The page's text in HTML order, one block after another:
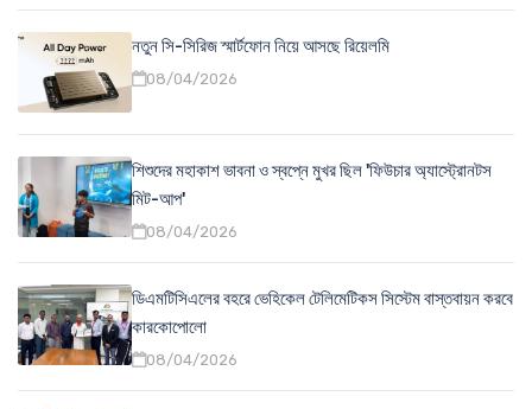
নতুন সি-সিরিজ স্মার্টফোন নিয়ে আসছে রিয়েলমি
08/04/2026
শিশুদের মহাকাশ ভাবনা ও স্বপ্নে মুখর ছিল 'ফিউচার অ্যাস্ট্রোনটস
মিট-আপ'
08/04/2026
ডিএমটিসিএলের বহরে ভেহিকেল টেলিমেটিকস সিস্টেম বাস্তবায়ন করবে
কারকোপোলো
08/04/2026